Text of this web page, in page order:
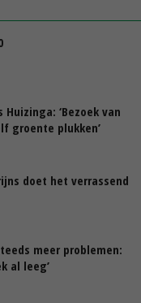
‘Bezoek van
groente plukken’
doet het verrassend
meer problemen:
al leeg’